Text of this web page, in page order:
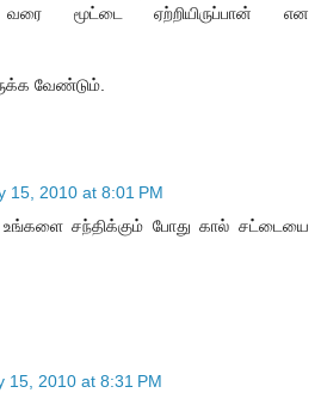
வரை மூட்டை ஏற்றியிருப்பான் என
வேண்டும்.
15, 2010 at 8:01 PM
சந்திக்கும் போது கால் சட்டையை
15, 2010 at 8:31 PM